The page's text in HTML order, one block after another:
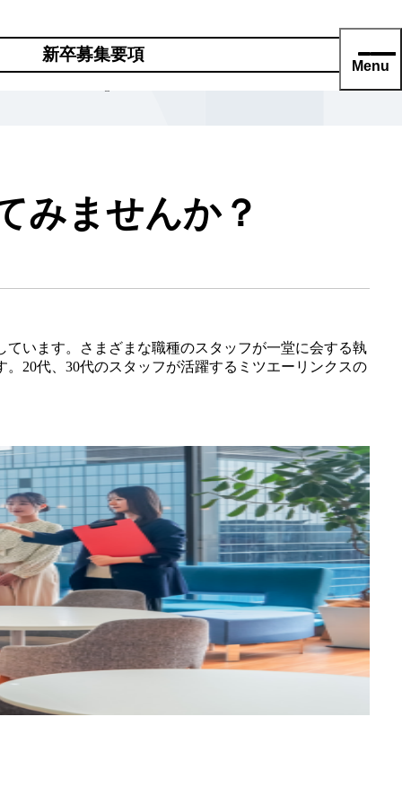
新卒募集要項
Menu
ご案内
みませんか？
います。さまざまな職種のスタッフが一堂に会する執
20代、30代のスタッフが活躍するミツエーリンクスの